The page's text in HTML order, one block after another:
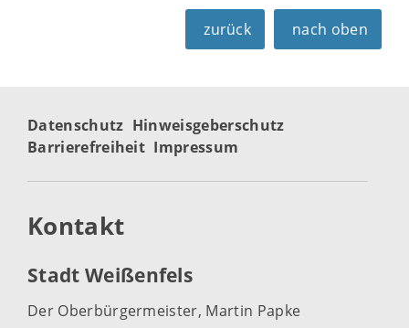
zurück nach oben
Datenschutz Hinweisgeberschutz
Barrierefreiheit Impressum
Kontakt
Stadt Weißenfels
Der Oberbürgermeister, Martin Papke